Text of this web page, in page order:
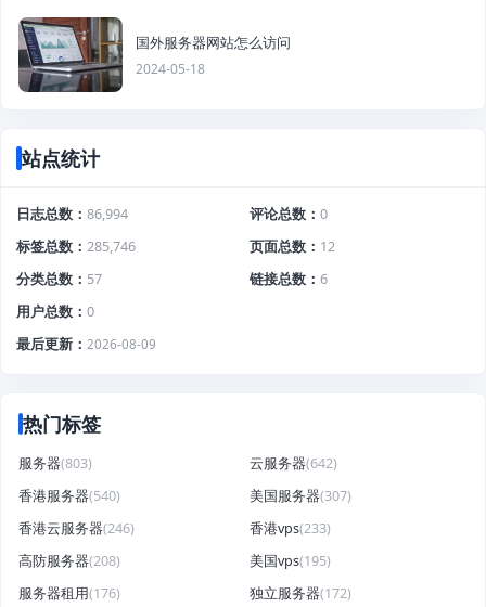
国外服务器网站怎么访问
2024-05-18
站点统计
日志总数 86,994 评论总数
0
标签总数
285,746 页面总数
12
分类总数
57 链接总数
6
用户总数
0
最后更新
2026-08-09
热门标签
服务器(803) 云服务器(642)
香港服务器(540) 美国服务器(307)
香港云服务器(246) 香港vps(233)
高防服务器(208) 美国vps(195)
服务器租用(176) 独立服务器(172)